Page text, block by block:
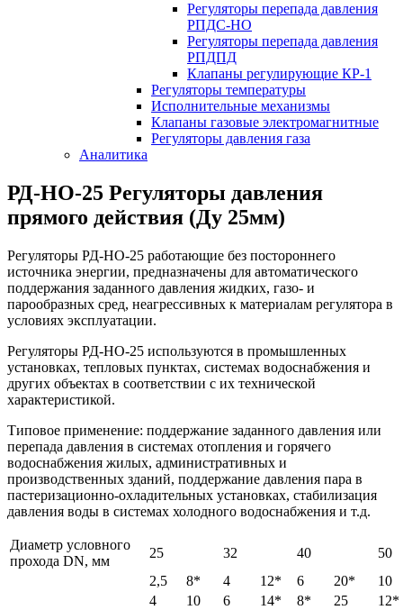
Регуляторы перепада давления
РПДС-НО
Регуляторы перепада давления
РПДПД
Клапаны регулирующие КР-1
Регуляторы температуры
Исполнительные механизмы
Клапаны газовые электромагнитные
Регуляторы давления газа
Аналитика
РД-НО-25 Регуляторы давления
прямого действия (Ду 25мм)
Регуляторы РД-НО-25 работающие без постороннего
источника энергии, предназначены для автоматического
поддержания заданного давления жидких, газо- и
парообразных сред, неагрессивных к материалам регулятора в
условиях эксплуатации.
Регуляторы РД-НО-25 используются в промышленных
установках, тепловых пунктах, системах водоснабжения и
других объектах в соответствии с их технической
характеристикой.
Типовое применение: поддержание заданного давления или
перепада давления в системах отопления и горячего
водоснабжения жилых, административных и
производственных зданий, поддержание давления пара в
пастеризационно-охладительных установках, стабилизация
давления воды в системах холодного водоснабжения и т.д.
Диаметр условного
прохода DN, мм
25 32 40 50
2,5 8* 4 12* 6 20*
10
4
10 6 14* 8* 25
12*